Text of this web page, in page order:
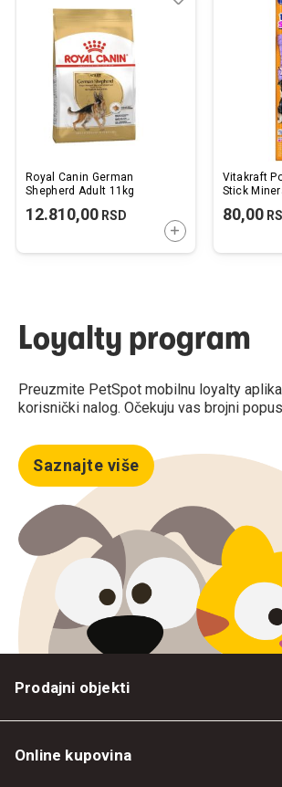
Royal Canin German
Shepherd Adult 11kg
12.810,00 RSD
DODAJTE U KORPU
Vitakraft
Stick
80,00
Loyalty program
Preuzmite PetSpot mobilnu loyalty
korisnički nalog. Očekuju vas brojni
Saznajte više
Prodajni objekti
Online kupovina